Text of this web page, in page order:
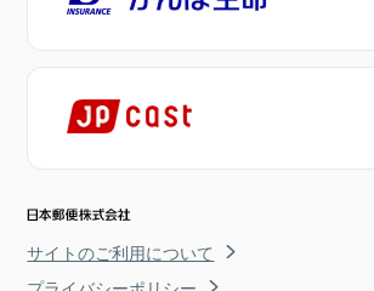
サイトのご利用について